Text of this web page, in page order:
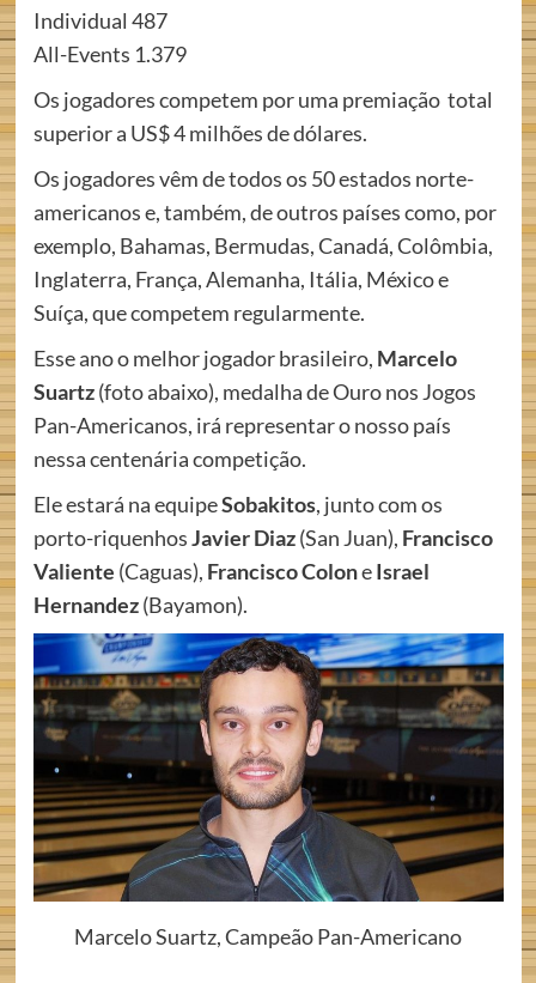
Individual 487
All-Events 1.379
Os jogadores competem por uma premiação total
superior a US$ 4 milhões de dólares.
Os jogadores vêm de todos os 50 estados norte-
americanos e, também, de outros países como, por
exemplo, Bahamas, Bermudas, Canadá, Colômbia,
Inglaterra, França, Alemanha, Itália, México e
Suíça, que competem regularmente.
Esse ano o melhor jogador brasileiro, Marcelo
Suartz(foto abaixo), medalha de Ouro nos Jogos
Pan-Americanos, irá representar o nosso país
nessa centenária competição.
Ele estará na equipeSobakitos, junto com os
porto-riquenhosJavier Diaz(San Juan), Francisco
Valiente (Caguas), Francisco ColoneIsrael
Hernandez(Bayamon).
Marcelo Suartz, Campeão Pan-Americano